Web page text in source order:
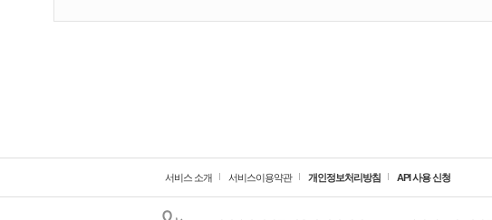
서비스 소개 서비스이용약관 개인정보처리방침 API 사용 신청